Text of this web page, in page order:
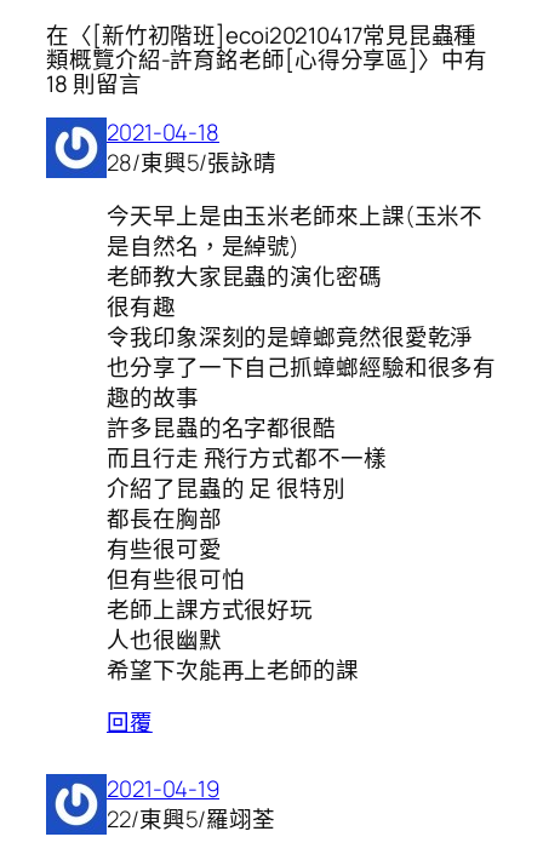
在〈[新竹初階班]ecoi20210417常見昆蟲種
類概覽介紹-許育銘老師[心得分享區]〉中有
18 則留言
2021-04-18
28/東興5/張詠晴
今天早上是由玉米老師來上課(玉米不
是自然名，是綽號)
老師教大家昆蟲的演化密碼
很有趣
令我印象深刻的是蟑螂竟然很愛乾淨
也分享了一下自己抓蟑螂經驗和很多有
趣的故事
許多昆蟲的名字都很酷
而且行走 飛行方式都不一樣
介紹了昆蟲的 足 很特別
都長在胸部
有些很可愛
但有些很可怕
老師上課方式很好玩
人也很幽默
希望下次能再上老師的課
回覆
2021-04-19
22/東興5/羅翊荃